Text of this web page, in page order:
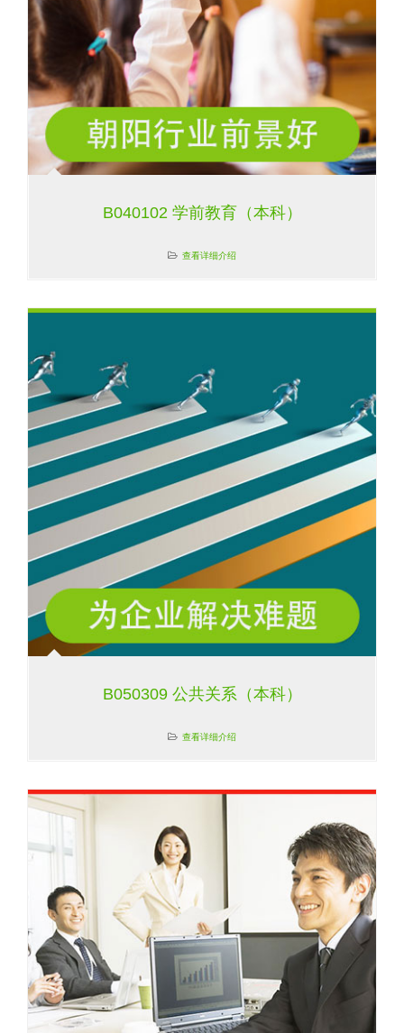
B040102 学前教育（本科）
查看详细介绍
B050309 公共关系（本科）
查看详细介绍